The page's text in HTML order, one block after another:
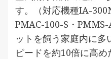
す。（対応機種IA-
PMAC-100-S・
ットを飼う家庭内に多
ピードを約10倍に高